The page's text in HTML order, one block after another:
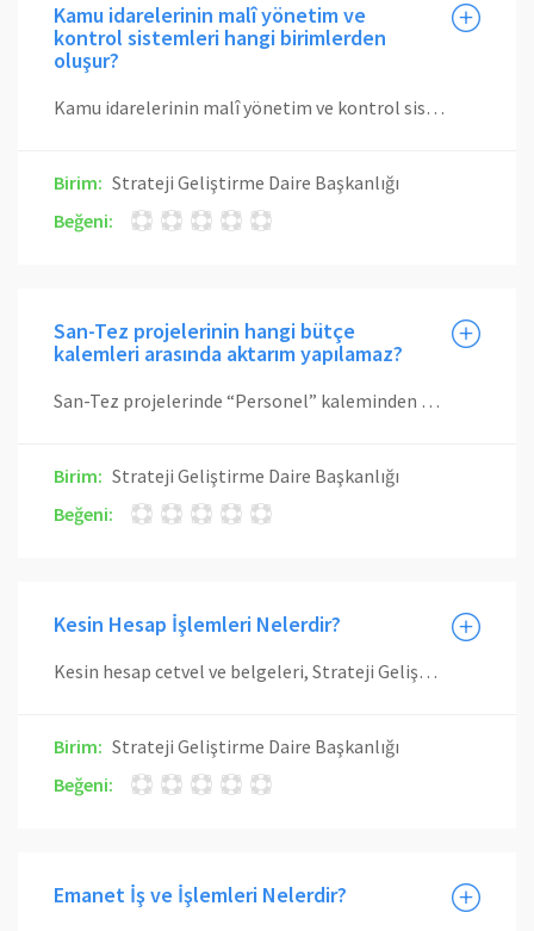
Kamu idarelerinin malî yönetim ve
kontrol sistemleri hangi birimlerden
oluşur?
Kamu idarelerinin malî yönetim ve kontrol sistemleri; harcama birimleri, muhasebe ve malî hizmetler ile ön malî kontrol ve iç denetimden oluşur.
Birim: Strateji Geliştirme Daire Başkanlığı
Beğeni:
San-Tez projelerinin hangi bütçe
kalemleri arasında aktarım yapılamaz?
San-Tez projelerinde “Personel” kaleminden diğer kalemlere ve diğer kalemlerden “Seyahat” kalemine aktarım yapılamaz.
Birim: Strateji Geliştirme Daire Başkanlığı
Beğeni:
Kesin Hesap İşlemleri Nelerdir?
Kesin hesap cetvel ve belgeleri, Strateji Geliştirme Daire Başkanlığı Muhasebe Kesin Hesap ve Raporlama Şube Müdürlüğü tarafından bütçe uygulamasına esas muhasebe kayıtları dikkate alınarak hazırlanır. Genel ve özel bütçeli kurumlarda KBS sisteminden alınan cetvel ve belgeler, izleyen malî yılın Mayıs ayının on beşine kadar Rektör ve Milli Eğitim Bakanı tarafından imzalanmış olarak Maliye Bakanlığına gönderilir.
Birim: Strateji Geliştirme Daire Başkanlığı
Beğeni:
Emanet İş ve İşlemleri Nelerdir?